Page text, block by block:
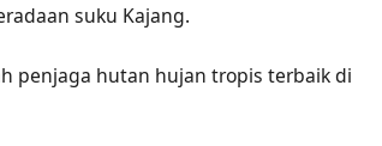
suku Kajang.
penjaga hutan hujan tropis terbaik di